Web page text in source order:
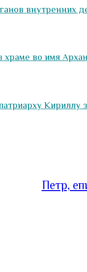
внутренних
во имя
Кириллу
Петр,